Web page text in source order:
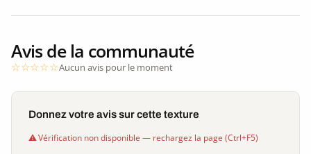
Avis de la communauté
Aucun avis pour le moment
Donnez votre avis sur cette texture
Vérification non disponible — rechargez la page (Ctrl+F5)